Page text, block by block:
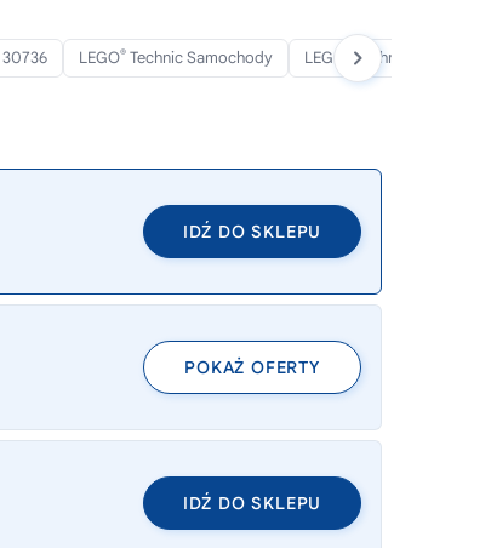
30736 LEGO® Technic Samochody LEGO Technic 2026
IDŹ DO SKLEPU
POKAŻ OFERTY
IDŹ DO SKLEPU